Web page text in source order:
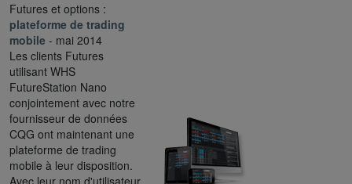
Futures et options :
plateforme de trading
mobile - mai 2014
Les clients Futures
utilisant WHS
FutureStation Nano
conjointement avec notre
fournisseur de données
CQG ont maintenant une
plateforme de trading
mobile à leur disposition.